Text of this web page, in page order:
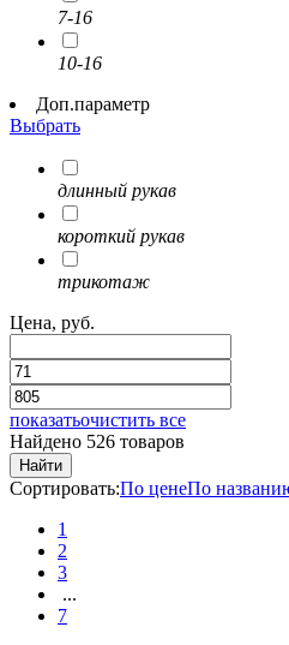
7-16
10-16
Доп.параметр
Выбрать
длинный рукав
короткий рукав
трикотаж
Цена, руб.
показатьочистить все
Найдено 526 товаров
Найти
Сортировать:По ценеПо
1
2
3
...
7